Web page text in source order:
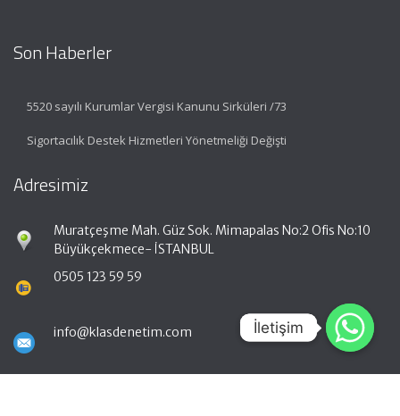
Son Haberler
5520 sayılı Kurumlar Vergisi Kanunu Sirküleri /73
Sigortacılık Destek Hizmetleri Yönetmeliği Değişti
Adresimiz
Muratçeşme Mah. Güz Sok. Mimapalas No:2 Ofis No:10
Büyükçekmece- İSTANBUL
0505 123 59 59
info@klasdenetim.com İletişim
İletişim